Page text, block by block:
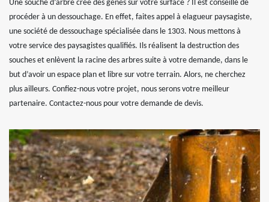
Une souche d’arbre crée des gênes sur votre surface ? Il est conseillé de
procéder à un dessouchage. En effet, faites appel à elagueur paysagiste,
une société de dessouchage spécialisée dans le 1303. Nous mettons à
votre service des paysagistes qualifiés. Ils réalisent la destruction des
souches et enlèvent la racine des arbres suite à votre demande, dans le
but d’avoir un espace plan et libre sur votre terrain. Alors, ne cherchez
plus ailleurs. Confiez-nous votre projet, nous serons votre meilleur
partenaire. Contactez-nous pour votre demande de devis.